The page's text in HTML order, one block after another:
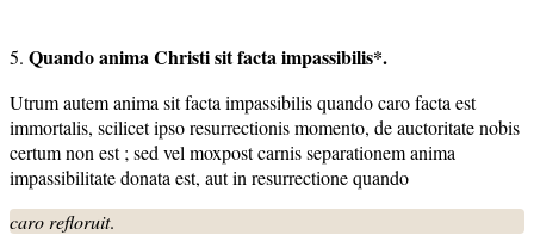
5. Quando anima Christi sit facta impassibilis*.
Utrum autem anima sit facta impassibilis quando caro facta est
immortalis, scilicet ipso resurrectionis momento, de auctoritate nobis
certum non est ; sed vel moxpost carnis separationem anima
impassibilitate donata est, aut in resurrectione quando
caro refloruit.